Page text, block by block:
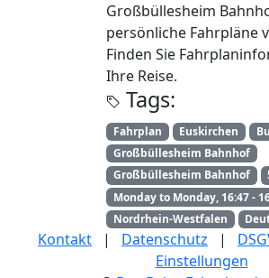
Großbüllesheim
persönliche Fahrpläne
Finden Sie
Ihre Reise.
Tags:
Fahrplan Euskirchen
Großbüllesheim Bahnhof
Großbüllesheim Bahnhof
Monday to Monday, 16:47 -
Nordrhein-Westfalen
Kontakt | Datenschutz |
Einstellungen